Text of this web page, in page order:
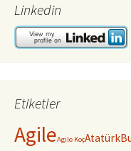
Linkedin
Etiketler
AgileAgile KoçAtatürk